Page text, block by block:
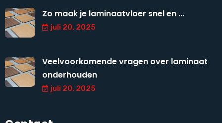
Zo maak je laminaatvloer snel en ...
juli 20, 2025
Veelvoorkomende vragen over laminaat
onderhouden
juli 20, 2025